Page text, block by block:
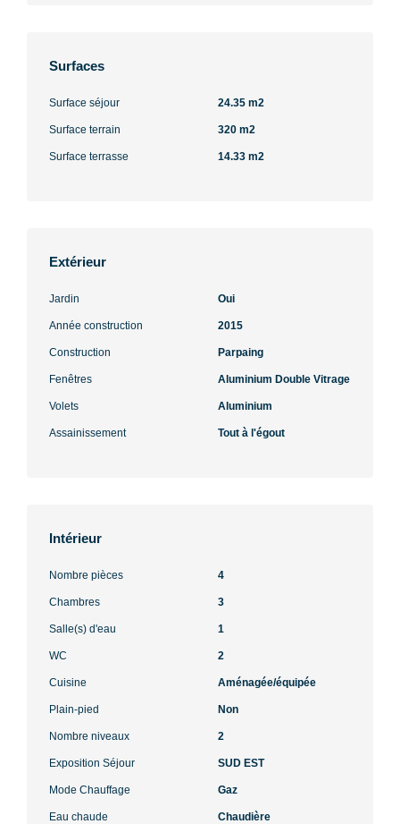
Surfaces
Surface séjour 24.35 m2
Surface terrain 320 m2
Surface terrasse 14.33 m2
Extérieur
Jardin Oui
Année construction 2015
Construction Parpaing
Fenêtres Aluminium Double Vitrage
Volets Aluminium
Assainissement Tout à l'égout
Intérieur
Nombre pièces 4
Chambres 3
Salle(s) d'eau 1
WC 2
Cuisine Aménagée/équipée
Plain-pied Non
Nombre niveaux 2
Exposition Séjour SUD EST
Mode Chauffage Gaz
Eau chaude Chaudière